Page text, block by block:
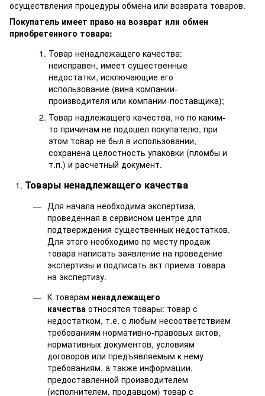
осуществления процедуры обмена или возврата товаров.
Покупатель имеет право на возврат или обмен
приобретенного товара:
Товар ненадлежащего качества:
неисправен, имеет существенные
недостатки, исключающие его
использование (вина компании-
производителя или компании-поставщика);
Товар надлежащего качества, но по каким-
то причинам не подошел покупателю, при
этом товар не был в использовании,
сохранена целостность упаковки (пломбы и
т.п.) и расчетный документ.
Товары ненадлежащего качества
Для начала необходима экспертиза,
проведенная в сервисном центре для
подтверждения существенных недостатков.
Для этого необходимо по месту продаж
товара написать заявление на проведение
экспертизы и подписать акт приема товара
на экспертизу.
К товарам ненадлежащего
качества относятся товары: товар с
недостатком, т.е. с любым несоответствием
требованиям нормативно-правовых актов,
нормативных документов, условиям
договоров или предъявляемым к нему
требованиям, а также информации,
предоставленной производителем
(исполнителем, продавцом) товар с